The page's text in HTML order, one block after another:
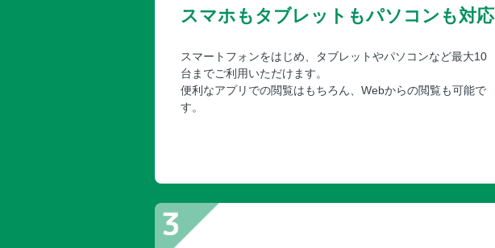
スマホもタブレットもパソコンも対応
スマートフォンをはじめ、タブレットやパソコンなど最大10
台までご利用いただけます。
便利なアプリでの閲覧はもちろん、Webからの閲覧も可能で
す。